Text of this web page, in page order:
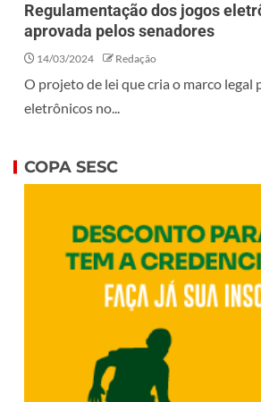
Regulamentação dos jogos
aprovada pelos senadores
14/03/2024 Redação
O projeto de lei que cria o marco legal
eletrônicos no...
COPA SESC